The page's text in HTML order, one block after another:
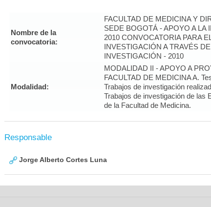
Nombre de la
convocatoria:
FACULTAD DE MEDICINA Y
SEDE BOGOTÁ - APOYO A LA
2010 CONVOCATORIA PARA
INVESTIGACIÓN A TRAVÉS
INVESTIGACIÓN - 2010
Modalidad:
MODALIDAD II - APOYO A
FACULTAD DE MEDICINA A.
Trabajos de investigación
Trabajos de investigación de las
de la Facultad de Medicina.
Responsable
Jorge Alberto Cortes Luna